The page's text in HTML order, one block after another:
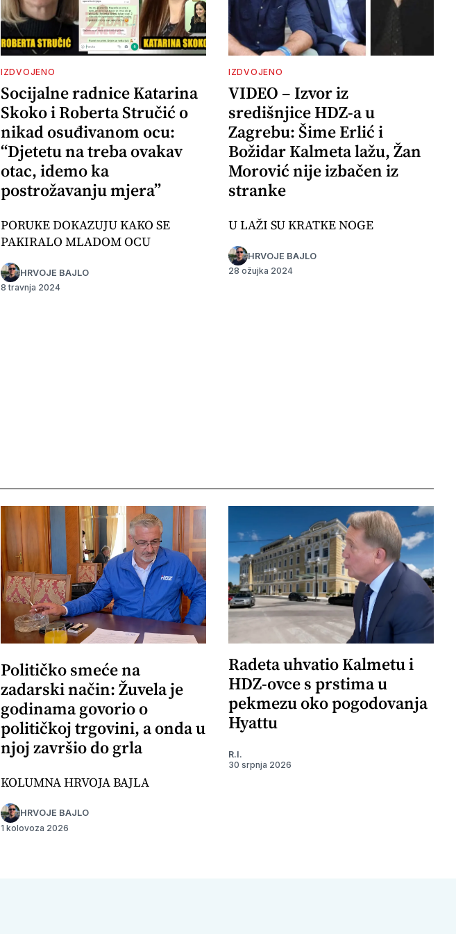
IZDVOJENO
Socijalne radnice Katarina
Skoko i Roberta Stručić o
nikad osuđivanom ocu:
“Djetetu na treba ovakav
otac, idemo ka
postrožavanju mjera”
PORUKE DOKAZUJU KAKO SE
PAKIRALO MLADOM OCU
HRVOJE BAJLO
8 travnja 2024
IZDVOJENO
VIDEO – Izvor iz
središnjice HDZ-a u
Zagrebu: Šime Erlić i
Božidar Kalmeta lažu, Žan
Morović nije izbačen iz
stranke
U LAŽI SU KRATKE NOGE
HRVOJE BAJLO
28 ožujka 2024
Političko smeće na
zadarski način: Žuvela je
godinama govorio o
političkoj trgovini, a onda u
njoj završio do grla
KOLUMNA HRVOJA BAJLA
HRVOJE BAJLO
1 kolovoza 2026
Radeta uhvatio Kalmetu i
HDZ-ovce s prstima u
pekmezu oko pogodovanja
Hyattu
R.I.
30 srpnja 2026